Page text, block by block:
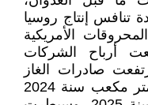
تنافس إنتاج روسيا
الأمريكية
أرباح الشركات
صادرات الغاز
المُسال الأمريكية من 122 مليار متر مكعب سنة 2024